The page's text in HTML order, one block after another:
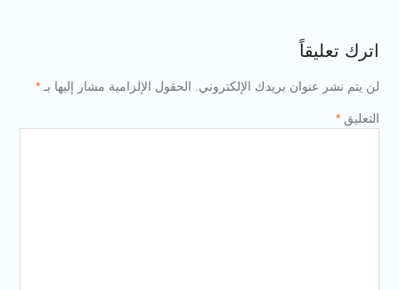
اترك تعليقاً
لن يتم نشر عنوان بريدك الإلكتروني. الحقول الإلزامية مشار إليها بـ *
التعليق *